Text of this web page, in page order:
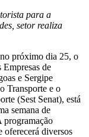
para a
setor realiza
próximo dia 25, o
Empresas de
e Sergipe
Transporte e o
(Sest Senat), está
semana de
programação
oferecerá diversos